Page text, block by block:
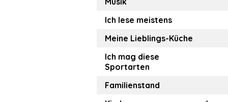
Ich lese meistens
Meine Lieblings-Küche
Ich mag diese
Sportarten
Familienstand